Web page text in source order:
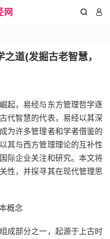
网  
道(发掘古老智慧，
起，易经与东方管理哲学逐
代智慧的代表，易经以其深
为许多管理者和学者借鉴的
其与西方管理理论的互补性
际企业关注和研究。本文将
性，并探寻其在现代管理思
概念
成部分之一，起源于上古时